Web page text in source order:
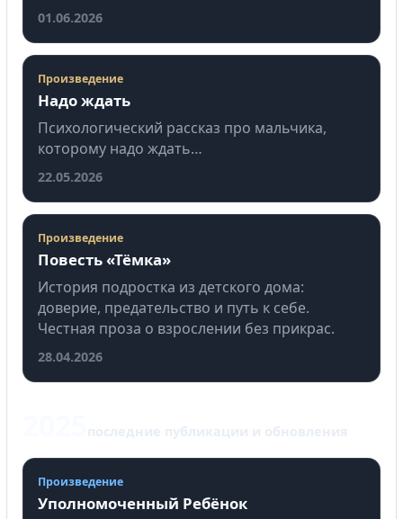
01.06.2026
Произведение
Надо ждать
Психологический рассказ про мальчика,
которому надо ждать…
22.05.2026
Произведение
Повесть «Тёмка»
История подростка из детского дома:
доверие, предательство и путь к себе.
Честная проза о взрослении без прикрас.
28.04.2026
Произведение
Уполномоченный Ребёнок